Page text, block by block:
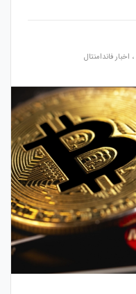
، اخبار فاندامنتال